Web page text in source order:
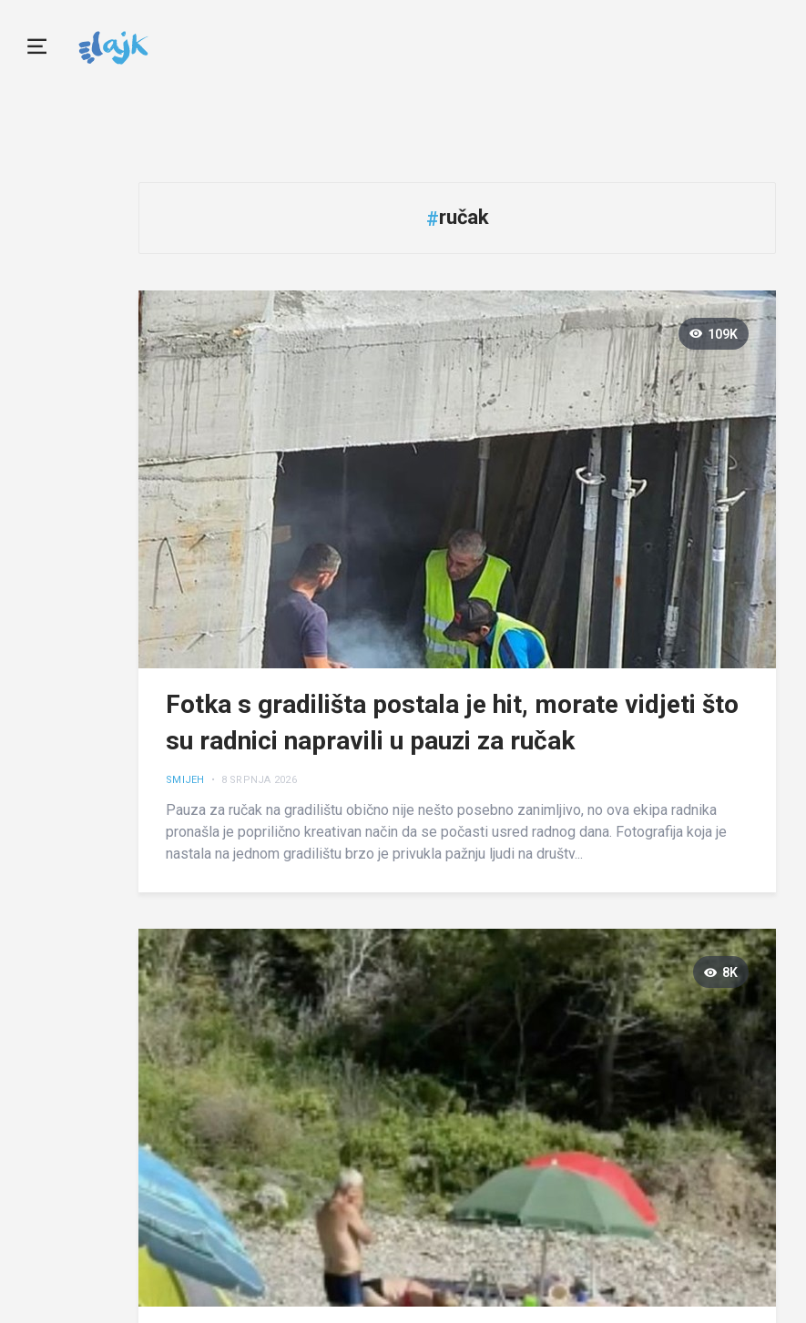
#ručak
109K
Fotka s gradilišta postala je hit, morate vidjeti što
su radnici napravili u pauzi za ručak
SMIJEH • 8 SRPNJA 2026
Pauza za ručak na gradilištu obično nije nešto posebno zanimljivo, no ova ekipa radnika
pronašla je poprilično kreativan način da se počasti usred radnog dana. Fotografija koja je
nastala na jednom gradilištu brzo je privukla pažnju ljudi na društv...
8K